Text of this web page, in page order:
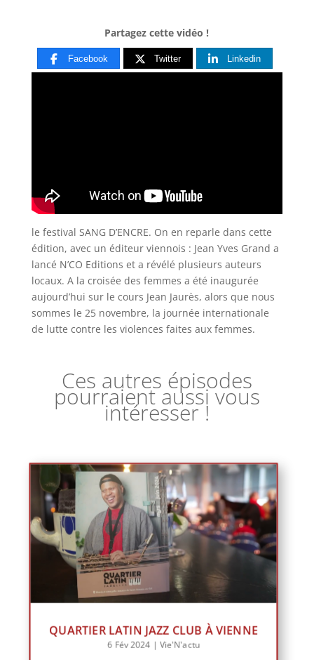
Partagez cette vidéo !
Facebook Twitter Linkedin
le festival SANG D’ENCRE. On en reparle dans cette
édition, avec un éditeur viennois : Jean Yves Grand a
lancé N’CO Editions et a révélé plusieurs auteurs
locaux. A la croisée des femmes a été inaugurée
aujourd’hui sur le cours Jean Jaurès, alors que nous
sommes le 25 novembre, la journée internationale
de lutte contre les violences faites aux femmes.
Ces autres épisodes
pourraient aussi vous
intéresser !
QUARTIER LATIN JAZZ CLUB À VIENNE
6 Fév 2024 | Vie'N'actu